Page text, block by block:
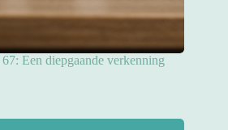
Een diepgaande verkenning